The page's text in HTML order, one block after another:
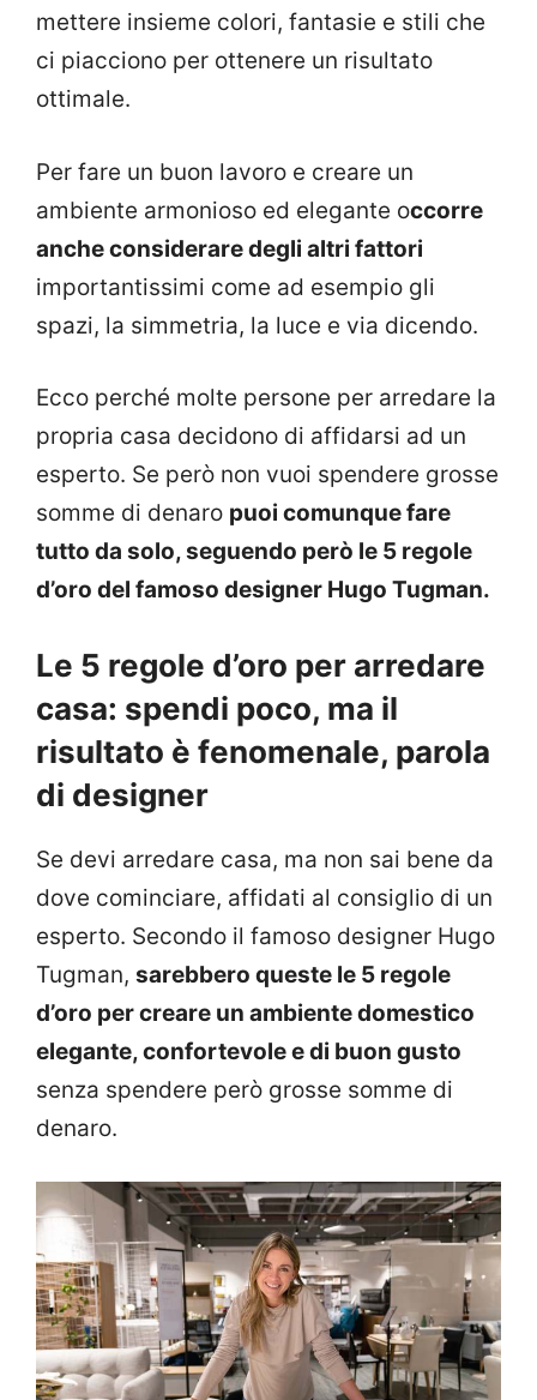
mettere insieme colori, fantasie e stili che
ci piacciono per ottenere un risultato
ottimale.
Per fare un buon lavoro e creare un
ambiente armonioso ed elegante occorre
anche considerare degli altri fattori
importantissimi come ad esempio gli
spazi, la simmetria, la luce e via dicendo.
Ecco perché molte persone per arredare la
propria casa decidono di affidarsi ad un
esperto. Se però non vuoi spendere grosse
somme di denaro puoi comunque fare
tutto da solo, seguendo però le 5 regole
d’oro del famoso designer Hugo Tugman.
Le 5 regole d’oro per arredare
casa: spendi poco, ma il
risultato è fenomenale, parola
di designer
Se devi arredare casa, ma non sai bene da
dove cominciare, affidati al consiglio di un
esperto. Secondo il famoso designer Hugo
Tugman, sarebbero queste le 5 regole
d’oro per creare un ambiente domestico
elegante, confortevole e di buon gusto
senza spendere però grosse somme di
denaro.